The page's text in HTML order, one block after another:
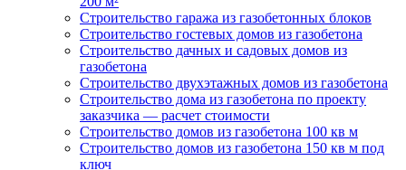
Строительство гаража из газобетонных блоков
Строительство гостевых домов из газобетона
Строительство дачных и садовых домов из
газобетона
Строительство двухэтажных домов из газобетона
Строительство дома из газобетона по проекту
заказчика — расчет стоимости
Строительство домов из газобетона 100 кв м
Строительство домов из газобетона 150 кв м под
ключ